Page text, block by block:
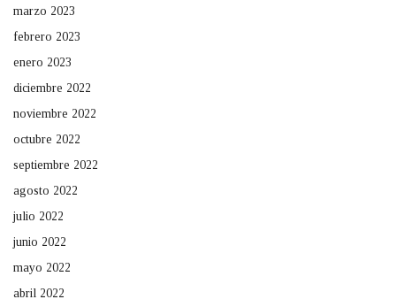
marzo 2023
febrero 2023
enero 2023
diciembre 2022
noviembre 2022
octubre 2022
septiembre 2022
agosto 2022
julio 2022
junio 2022
mayo 2022
abril 2022